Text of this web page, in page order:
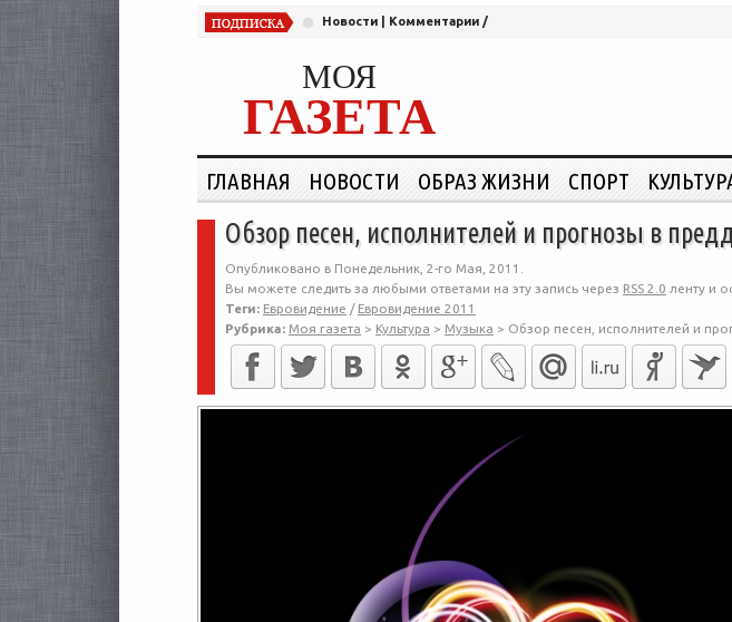
Новости Комментарии /
МОЯ
ГАЗЕТА
ГЛАВНАЯ НОВОСТИ ОБРАЗ ЖИЗНИ СПОРТ
Обзор песен, исполнителей и прогнозы в
Опубликовано в Понедельник, 2-го Мая, 2011.
Вы можете следить за любыми ответами на эту запись через RSS 2.0 ленту и
Теги: Евровидение / Евровидение 2011
Рубрика: Моя газета > Культура > Музыка > Обзор песен, исполнителей и